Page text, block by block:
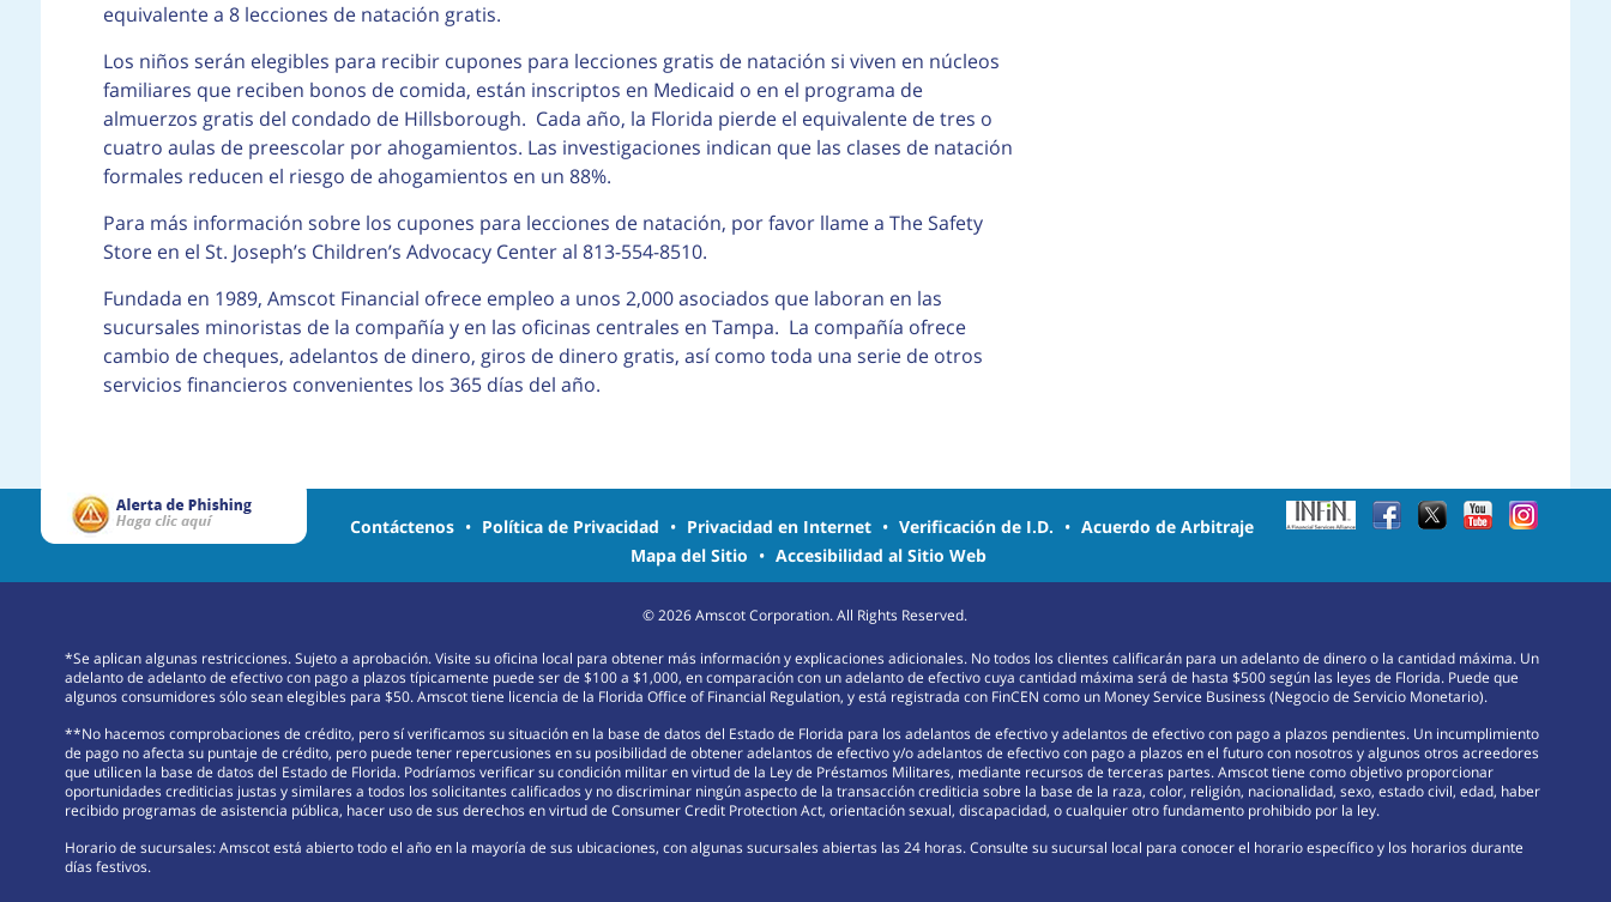
equivalente a 8 lecciones de natación gratis.
Los niños serán elegibles para recibir cupones para lecciones gratis de natación si viven en núcleos
familiares que reciben bonos de comida, están inscriptos en Medicaid o en el programa de
almuerzos gratis del condado de Hillsborough. Cada año, la Florida pierde el equivalente de tres o
cuatro aulas de preescolar por ahogamientos. Las investigaciones indican que las clases de natación
formales reducen el riesgo de ahogamientos en un 88%.
Para más información sobre los cupones para lecciones de natación, por favor llame a The Safety
Store en el St. Joseph’s Children’s Advocacy Center al 813-554-8510.
Fundada en 1989, Amscot Financial ofrece empleo a unos 2,000 asociados que laboran en las
sucursales minoristas de la compañía y en las oficinas centrales en Tampa. La compañía ofrece
cambio de cheques, adelantos de dinero, giros de dinero gratis, así como toda una serie de otros
servicios financieros convenientes los 365 días del año.
Contáctenos • Política de Privacidad • Privacidad en Internet • Verificación de I.D. • Acuerdo de Arbitraje
Mapa del Sitio • Accesibilidad al Sitio Web
©2026Amscot Corporation. All Rights Reserved.
*Se aplican algunas restricciones. Sujeto a aprobación. Visite su oficina local para obtener más información y explicaciones adicionales. No todos los clientes calificarán para un adelanto de dinero o la cantidad máxima. Un
adelanto de adelanto de efectivo con pago a plazos típicamente puede ser de $100 a $1,000, en comparación con un adelanto de efectivo cuya cantidad máxima será de hasta $500 según las leyes de Florida. Puede que
algunos consumidores sólo sean elegibles para $50. Amscot tiene licencia de la Florida Office of Financial Regulation, y está registrada con FinCEN como un Money Service Business (Negocio de Servicio Monetario).
**No hacemos comprobaciones de crédito, pero sí verificamos su situación en la base de datos del Estado de Florida para los adelantos de efectivo y adelantos de efectivo con pago a plazos pendientes. Un incumplimiento
de pago no afecta su puntaje de crédito, pero puede tener repercusiones en su posibilidad de obtener adelantos de efectivo y/o adelantos de efectivo con pago a plazos en el futuro con nosotros y algunos otros acreedores
que utilicen la base de datos del Estado de Florida. Podríamos verificar su condición militar en virtud de la Ley de Préstamos Militares, mediante recursos de terceras partes. Amscot tiene como objetivo proporcionar
oportunidades crediticias justas y similares a todos los solicitantes calificados y no discriminar ningún aspecto de la transacción crediticia sobre la base de la raza, color, religión, nacionalidad, sexo, estado civil, edad, haber
recibido programas de asistencia pública, hacer uso de sus derechos en virtud de Consumer Credit Protection Act, orientación sexual, discapacidad, o cualquier otro fundamento prohibido por la ley.
Horario de sucursales: Amscot está abierto todo el año en la mayoría de sus ubicaciones, con algunas sucursales abiertas las 24 horas. Consulte su sucursal local para conocer el horario específico y los horarios durante
días festivos.